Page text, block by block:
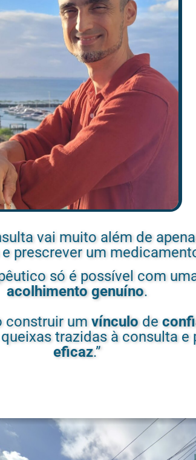
vai muito além de
prescrever um
só é possível com
acolhimento genuíno.
construir um vínculo de
trazidas à consulta e
eficaz.”